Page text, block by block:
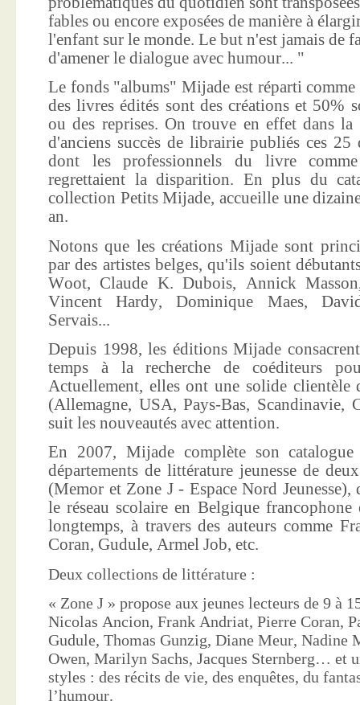
fables ou encore exposées de manière à
l'enfant sur le monde. Le but n'est jamais de
d'amener le dialogue avec humour... "
Le fonds "albums" Mijade est réparti
des livres édités sont des créations et 50%
ou des reprises. On trouve en effet dans
d'anciens succès de librairie publiés ces 25
dont les professionnels du livre
regrettaient la disparition. En plus du
collection Petits Mijade, accueille une
an.
Notons que les créations Mijade sont
par des artistes belges, qu'ils soient
Woot, Claude K. Dubois, Annick
Vincent Hardy, Dominique Maes,
Servais...
Depuis 1998, les éditions Mijade
temps à la recherche de coéditeurs
Actuellement, elles ont une solide clientèle
(Allemagne, USA, Pays-Bas, Scandinavie,
suit les nouveautés avec attention.
En 2007, Mijade complète son
départements de littérature jeunesse de
(Memor et Zone J - Espace Nord
le réseau scolaire en Belgique francophone
longtemps, à travers des auteurs comme
Coran, Gudule, Armel Job, etc.
Deux collections de littérature :
« Zone J » propose aux jeunes lecteurs de 9 à
Nicolas Ancion, Frank Andriat, Pierre Coran,
Gudule, Thomas Gunzig, Diane Meur, Nadine
Owen, Marilyn Sachs, Jacques Sternberg… et
styles : des récits de vie, des enquêtes, du
l’humour.